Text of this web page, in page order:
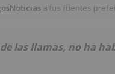
a tus fuentes
las llamas, no ha